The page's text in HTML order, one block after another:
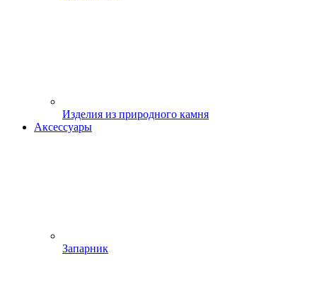
Изделия из природного камня
Аксессуары
Запарник